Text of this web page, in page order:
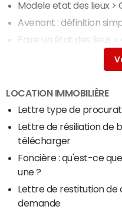
Modele etat des lieux >
Avenant : définition
Faire un état des lieux >
LOCATION IMMOBILIÈRE
Lettre type de
Lettre de résiliation de
télécharger
Foncière : qu'est-ce
une ?
Lettre de restitution de
demande